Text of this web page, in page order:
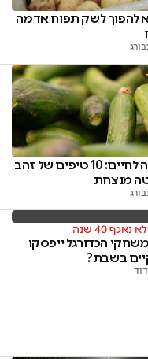
להפוך לשק תפוח אדמה
בחזרה לחיים: 10 טיפים של זהב
מנצחת
40 שנה
הכדורגל ייפסקו
בשבת?